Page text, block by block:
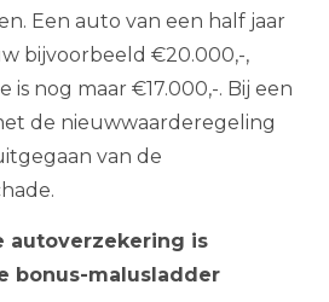
Een auto van een half jaar
bijvoorbeeld €20.000,-,
is nog maar €17.000,-. Bij een
de nieuwwaarderegeling
van de
autoverzekering is
bonus-malusladder